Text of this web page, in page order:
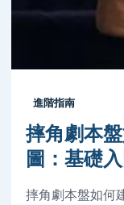
進階指南
摔角劇本
圖：基礎
摔角劇本盤如何